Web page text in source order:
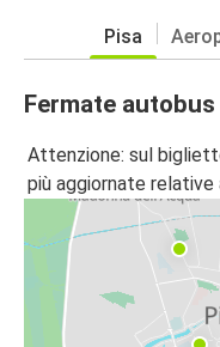
Pisa
Fermate autobus
Attenzione: sul
più aggiornate relative